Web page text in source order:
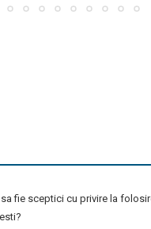
fie sceptici cu privire la